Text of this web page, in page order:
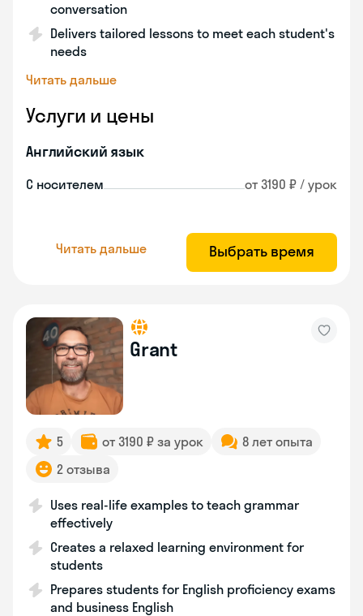
conversation
Delivers tailored lessons to meet each student's
needs
Читать дальше
Услуги и цены
Английский язык
С носителем от 3190 ₽ / урок
Читать дальше Выбрать время
Grant
5 от 3190 ₽ за урок
8 лет опыта
2 отзыва
Uses real-life examples to teach grammar
effectively
Creates a relaxed learning environment for
students
Prepares students for English proficiency exams
and business English